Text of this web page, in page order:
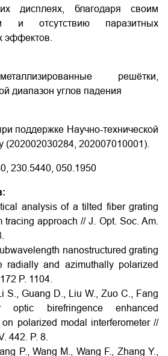
дисплеях, благодаря своим
и отсутствию паразитных
эффектов.
решётки,
диапазон углов падения
поддержке Научно-технической
(202002030284, 202007010001).
230.5440, 050.1950
analysis of a tilted fiber grating
approach // J. Opt. Soc. Am.
nanostructured grating
radially and azimuthally polarized
P. 1104.
S., Guang D., Liu W., Zuo C., Fang
birefringence enhanced
polarized modal interferometer //
442. P. 8.
P., Wang M., Wang F., Zhang Y.,